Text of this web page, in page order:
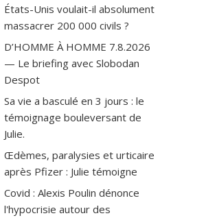
États-Unis voulait-il absolument
massacrer 200 000 civils ?
D’HOMME À HOMME 7.8.2026
— Le briefing avec Slobodan
Despot
Sa vie a basculé en 3 jours : le
témoignage bouleversant de
Julie.
Œdèmes, paralysies et urticaire
après Pfizer : Julie témoigne
Covid : Alexis Poulin dénonce
l'hypocrisie autour des